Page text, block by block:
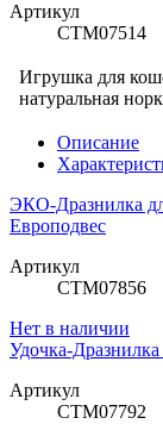
Артикул
СТМ07514
Игрушка для
натуральная
Описание
ЭКО-Дразнилка
Европодвес
Артикул
СТМ07856
Нет в наличии
Удочка-
Артикул
СТМ07792